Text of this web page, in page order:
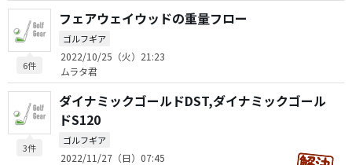
6件
フェアウェイウッドの重量フロー
ゴルフギア
2022/10/25（火）21:23
ムラタ君
3件
ダイナミックゴールドDST,ダイナミックゴール
ドS120
ゴルフギア
2022/11/27（日）07:45